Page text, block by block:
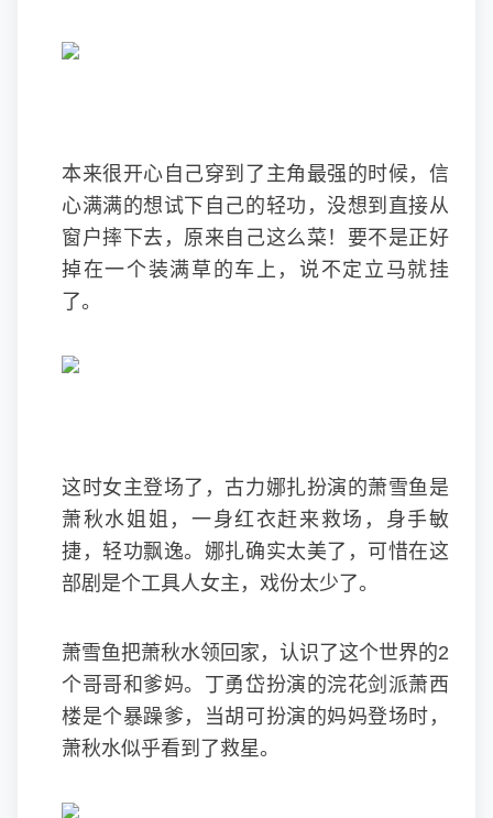
本来很开心自己穿到了主角最强的时候，信
心满满的想试下自己的轻功，没想到直接从
窗户摔下去，原来自己这么菜！要不是正好
掉在一个装满草的车上，说不定立马就挂
了。
这时女主登场了，古力娜扎扮演的萧雪鱼是
萧秋水姐姐，一身红衣赶来救场，身手敏
捷，轻功飘逸。娜扎确实太美了，可惜在这
部剧是个工具人女主，戏份太少了。
萧雪鱼把萧秋水领回家，认识了这个世界的2
个哥哥和爹妈。丁勇岱扮演的浣花剑派萧西
楼是个暴躁爹，当胡可扮演的妈妈登场时，
萧秋水似乎看到了救星。